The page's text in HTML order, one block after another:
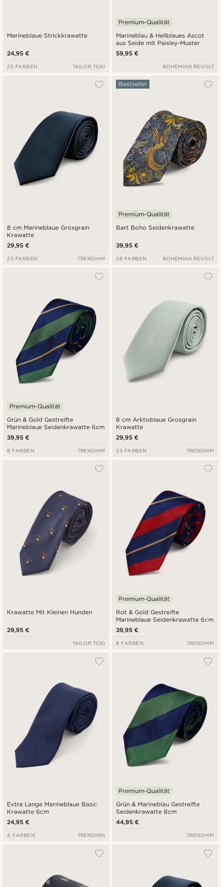
Marineblaue Strickkrawatte
24,95 €
25 FARBEN TAILOR TOKI
Marineblau & Hellblaues Ascot
aus Seide mit Paisley-Muster
Premium-Qualität
59,95 €
BOHEMIAN REVOLT
8 cm Marineblaue Grosgrain
Krawatte
29,95 €
23 FARBEN TRENDHIM
Bart Boho Seidenkrawatte
Bestseller
Premium-Qualität
39,95 €
28 FARBEN BOHEMIAN REVOLT
Grün & Gold Gestreifte
Marineblaue Seidenkrawatte 6cm
Premium-Qualität
39,95 €
8 FARBEN TRENDHIM
8 cm Arktisblaue Grosgrain
Krawatte
29,95 €
23 FARBEN TRENDHIM
Krawatte Mit Kleinen Hunden
29,95 €
TAILOR TOKI
Rot & Gold Gestreifte
Marineblaue Seidenkrawatte 6cm
Premium-Qualität
39,95 €
8 FARBEN TRENDHIM
Extra Lange Marineblaue Basic
Krawatte 6cm
24,95 €
4 FARBEN TRENDHIM
Grün & Marineblau Gestreifte
Seidenkrawatte 8cm
Premium-Qualität
44,95 €
TRENDHIM